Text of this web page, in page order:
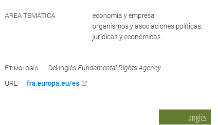
ÁREA TEMÁTICA
economía y empresa
organismos y asociaciones políticas,
jurídicas y económicas
Etimología Del inglésFundamental Rights Agency
URL
fra.europa.eu/es
anglès